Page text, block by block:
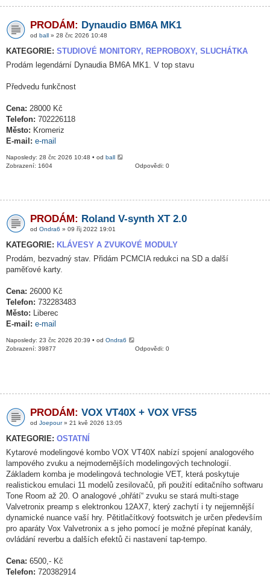
PRODÁM: Dynaudio BM6A MK1
od ball » 28 črc 2026 10:48
KATEGORIE: STUDIOVÉ MONITORY, REPROBOXY, SLUCHÁTKA
Prodám legendární Dynaudia BM6A MK1. V top stavu
Předvedu funkčnost
Cena: 28000 Kč
Telefon: 702226118
Město: Kromeriz
E-mail: e-mail
Naposledy: 28 črc 2026 10:48 • od ball
Odpovědi: 0
Zobrazení: 1604
PRODÁM: Roland V-synth XT 2.0
od Ondra6 » 09 říj 2022 19:01
KATEGORIE: KLÁVESY A ZVUKOVÉ MODULY
Prodám, bezvadný stav. Přidám PCMCIA redukci na SD a další
paměťové karty.
Cena: 26000 Kč
Telefon: 732283483
Město: Liberec
E-mail: e-mail
Naposledy: 23 črc 2026 20:39 • od Ondra6
Odpovědi: 0
Zobrazení: 39877
PRODÁM: VOX VT40X + VOX VFS5
od Joepour» 21 kvě 2026 13:05
KATEGORIE: OSTATNÍ
Kytarové modelingové kombo VOX VT40X nabízí spojení analogového
lampového zvuku a nejmodernějších modelingových technologií.
Základem komba je modelingová technologie VET, která poskytuje
realistickou emulaci 11 modelů zesilovačů, při použití editačního softwaru
Tone Room až 20. O analogové „ohřátí“ zvuku se stará multi-stage
Valvetronix preamp s elektronkou 12AX7, který zachytí i ty nejjemnější
dynamické nuance vaší hry. Pětitlačítkový footswitch je určen především
pro aparáty Vox Valvetronix a s jeho pomocí je možné přepínat kanály,
ovládání reverbu a dalších efektů či nastavení tap-tempo.
Cena: 6500,- Kč
Telefon: 720382914